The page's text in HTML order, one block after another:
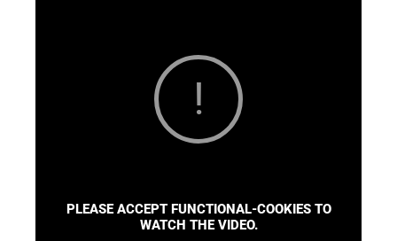
PLEASE ACCEPT FUNCTIONAL-COOKIES TO
WATCH THE VIDEO.